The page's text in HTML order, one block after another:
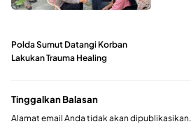
Polda Sumut Datangi Korban
Lakukan Trauma Healing
Tinggalkan Balasan
Alamat email Anda tidak akan dipublikasikan.